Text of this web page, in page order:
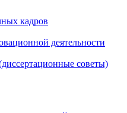
кадров
деятельности
советы)